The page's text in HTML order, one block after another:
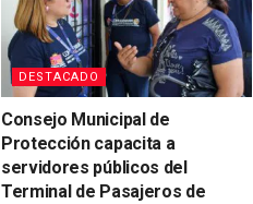
DESTACADO
Consejo Municipal de
Protección capacita a
servidores públicos del
Terminal de Pasajeros de